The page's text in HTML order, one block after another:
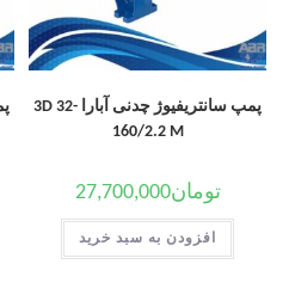
پمپ سانتریفیوژ چدنی آبارا 3D 32-
160/2.2 M
تومان27,700,000
افزودن به سبد خرید